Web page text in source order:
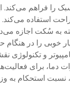
فراهم می‌کند.
راحت استفاده
به سُکت اجازه
را در هنگام
و تکنولوژی
دما، برای
استحکام به